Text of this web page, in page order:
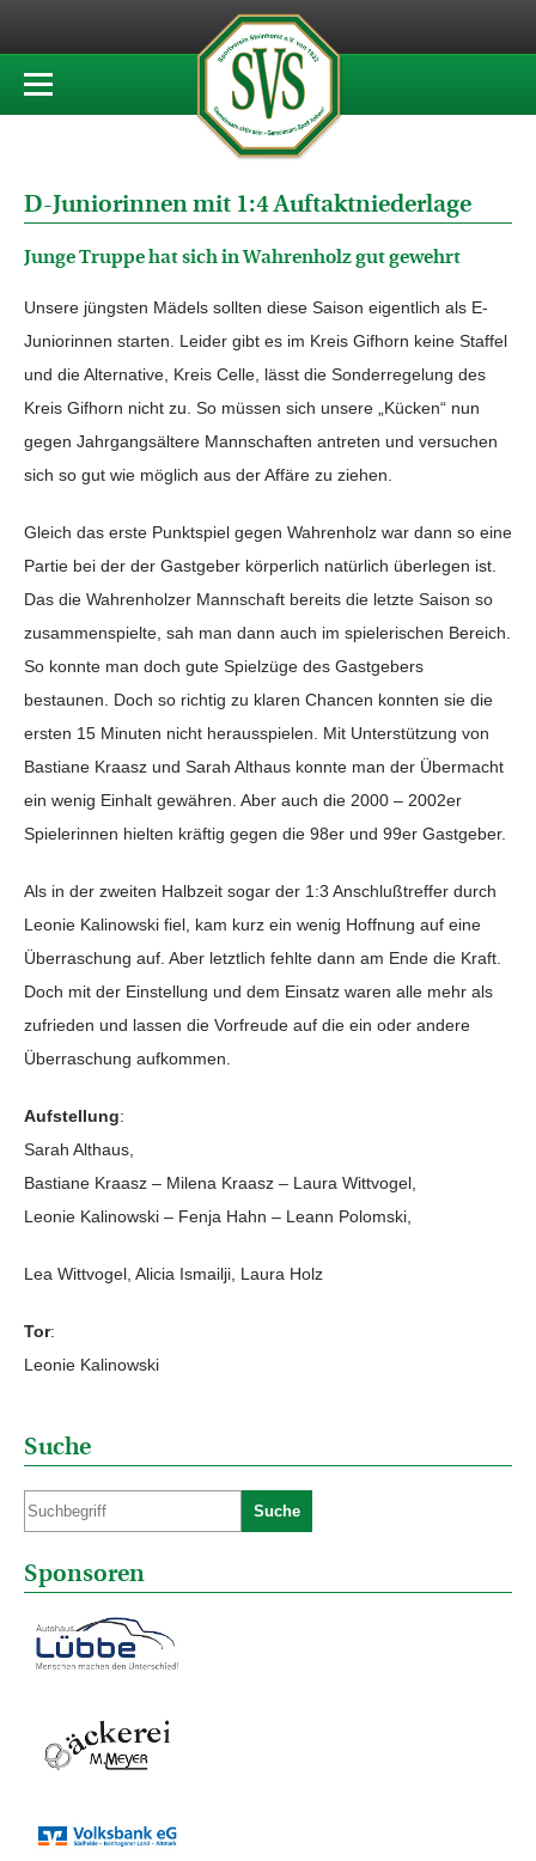
D-Juniorinnen mit 1:4 Auftaktniederlage
Junge Truppe hat sich in Wahrenholz gut gewehrt
Unsere jüngsten Mädels sollten diese Saison eigentlich als E-
Juniorinnen starten. Leider gibt es im Kreis Gifhorn keine Staffel
und die Alternative, Kreis Celle, lässt die Sonderregelung des
Kreis Gifhorn nicht zu. So müssen sich unsere „Kücken“ nun
gegen Jahrgangsältere Mannschaften antreten und versuchen
sich so gut wie möglich aus der Affäre zu ziehen.
Gleich das erste Punktspiel gegen Wahrenholz war dann so eine
Partie bei der der Gastgeber körperlich natürlich überlegen ist.
Das die Wahrenholzer Mannschaft bereits die letzte Saison so
zusammenspielte, sah man dann auch im spielerischen Bereich.
So konnte man doch gute Spielzüge des Gastgebers
bestaunen. Doch so richtig zu klaren Chancen konnten sie die
ersten 15 Minuten nicht herausspielen. Mit Unterstützung von
Bastiane Kraasz und Sarah Althaus konnte man der Übermacht
ein wenig Einhalt gewähren. Aber auch die 2000 – 2002er
Spielerinnen hielten kräftig gegen die 98er und 99er Gastgeber.
Als in der zweiten Halbzeit sogar der 1:3 Anschlußtreffer durch
Leonie Kalinowski fiel, kam kurz ein wenig Hoffnung auf eine
Überraschung auf. Aber letztlich fehlte dann am Ende die Kraft.
Doch mit der Einstellung und dem Einsatz waren alle mehr als
zufrieden und lassen die Vorfreude auf die ein oder andere
Überraschung aufkommen.
Aufstellung:
Sarah Althaus,
Bastiane Kraasz – Milena Kraasz – Laura Wittvogel,
Leonie Kalinowski – Fenja Hahn – Leann Polomski,
Lea Wittvogel, Alicia Ismailji, Laura Holz
Tor:
Leonie Kalinowski
Suche
Suche
Sponsoren